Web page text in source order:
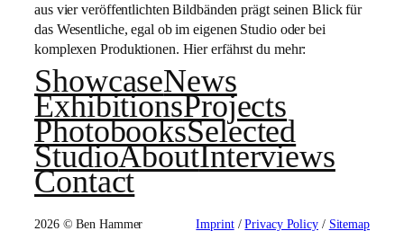
aus vier veröffentlichten Bildbänden prägt seinen Blick für
das Wesentliche, egal ob im eigenen Studio oder bei
komplexen Produktionen. Hier erfährst du mehr:
ShowcaseNews
ExhibitionsProjects
PhotobooksSelected
StudioAboutInterviews
Contact
2026 © Ben Hammer Imprint/Privacy Policy/ Sitemap